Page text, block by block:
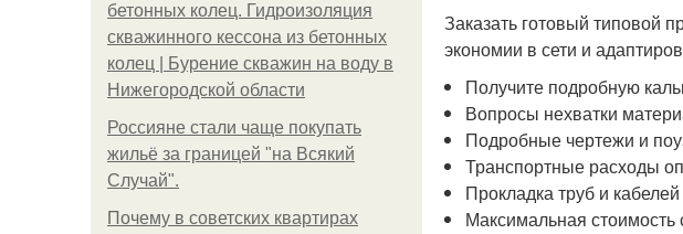
бетонных колец. Гидроизоляция
скважинного кессона из бетонных
колец | Бурение скважин на воду в
Нижегородской области
Россияне стали чаще покупать
жильё за границей "на Всякий
Случай".
Почему в советских квартирах
Заказать готовый типовой
экономии в сети и
Получите подробную
Вопросы нехватки
Подробные чертежи и
Транспортные расходы
Прокладка труб и
Максимальная стоимость